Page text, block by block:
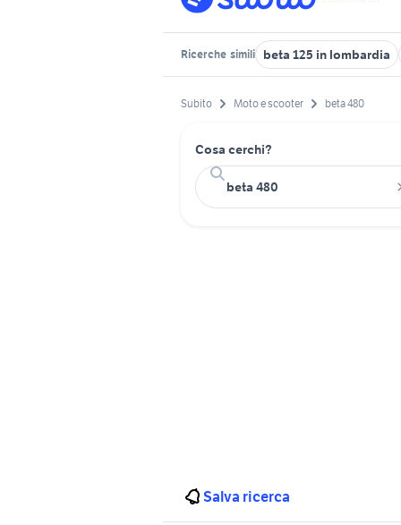
Ricerche simili beta 125 in lombardia
Subito Moto e scooter beta 480
Cosa cerchi?
Salva ricerca